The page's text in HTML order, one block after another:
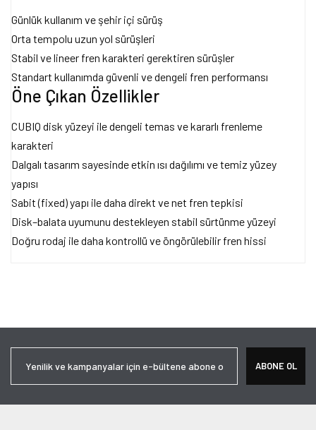
Günlük kullanım ve şehir içi sürüş
Orta tempolu uzun yol sürüşleri
Stabil ve lineer fren karakteri gerektiren sürüşler
Standart kullanımda güvenli ve dengeli fren performansı
Öne Çıkan Özellikler
CUBIQ disk yüzeyi ile dengeli temas ve kararlı frenleme
karakteri
Dalgalı tasarım sayesinde etkin ısı dağılımı ve temiz yüzey
yapısı
Sabit (fixed) yapı ile daha direkt ve net fren tepkisi
Disk–balata uyumunu destekleyen stabil sürtünme yüzeyi
Doğru rodaj ile daha kontrollü ve öngörülebilir fren hissi
Ürün açıklamasında eksik bilgiler bulunuyor.
ABONE OL